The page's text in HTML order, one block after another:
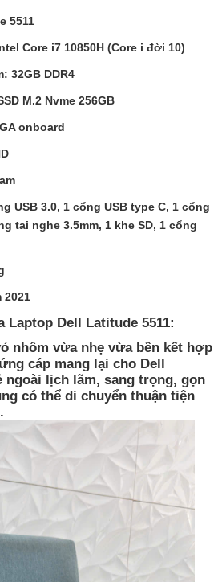
5511
Core i7 10850H (Core i đời 10)
32GB DDR4
M.2 Nvme 256GB
onboard
USB 3.0, 1 cổng USB type C, 1 cổng
tai nghe 3.5mm, 1 khe SD, 1 cổng
2021
Laptop Dell Latitude 5511:
nhôm vừa nhẹ vừa bền kết hợp
cáp mang lại cho Dell
ngoài lịch lãm, sang trọng, gọn
có thể di chuyển thuận tiện